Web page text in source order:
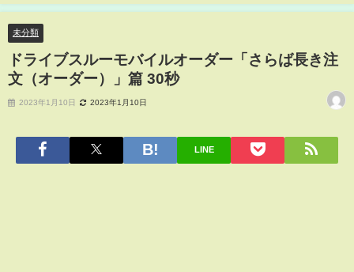
ー）」篇 30秒
未分類
ドライブスルーモバイルオーダー「さらば長き注
文（オーダー）」篇 30秒
2023年1月10日 2023年1月10日
LINE